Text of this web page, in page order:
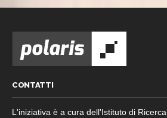
CONTATTI
L'iniziativa è a cura dell'Istituto di Ricerca